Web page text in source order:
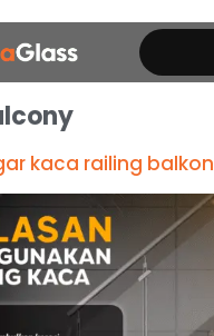
kaca railing balkon